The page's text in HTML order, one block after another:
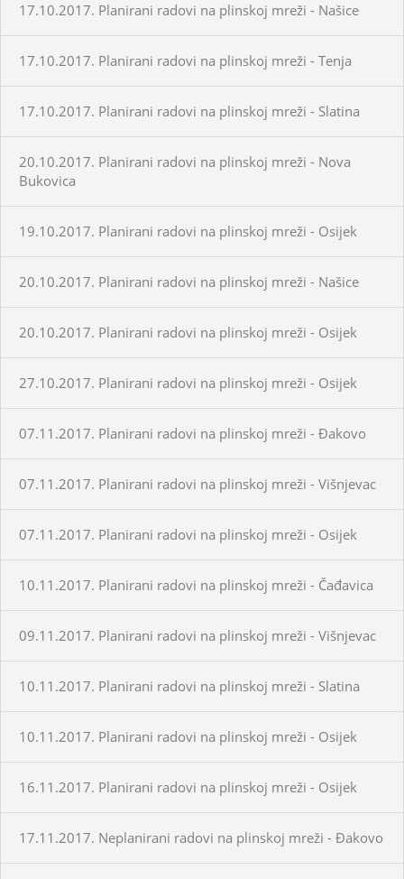
17.10.2017. Planirani radovi na plinskoj mreži - Našice
17.10.2017. Planirani radovi na plinskoj mreži - Tenja
17.10.2017. Planirani radovi na plinskoj mreži - Slatina
20.10.2017. Planirani radovi na plinskoj mreži - Nova
Bukovica
19.10.2017. Planirani radovi na plinskoj mreži - Osijek
20.10.2017. Planirani radovi na plinskoj mreži - Našice
20.10.2017. Planirani radovi na plinskoj mreži - Osijek
27.10.2017. Planirani radovi na plinskoj mreži - Osijek
07.11.2017. Planirani radovi na plinskoj mreži - Đakovo
07.11.2017. Planirani radovi na plinskoj mreži - Višnjevac
07.11.2017. Planirani radovi na plinskoj mreži - Osijek
10.11.2017. Planirani radovi na plinskoj mreži - Čađavica
09.11.2017. Planirani radovi na plinskoj mreži - Višnjevac
10.11.2017. Planirani radovi na plinskoj mreži - Slatina
10.11.2017. Planirani radovi na plinskoj mreži - Osijek
16.11.2017. Planirani radovi na plinskoj mreži - Osijek
17.11.2017. Neplanirani radovi na plinskoj mreži - Đakovo